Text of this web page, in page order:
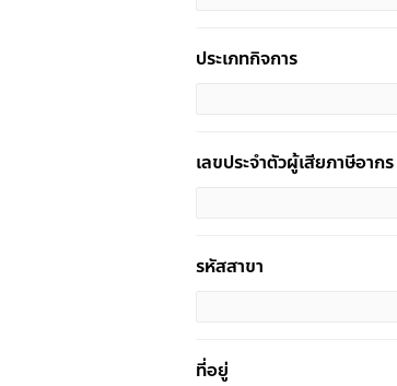
ประเภทกิจการ
เลขประจำตัวผู้เสียภาษีอา
รหัสสาขา
ที่อยู่